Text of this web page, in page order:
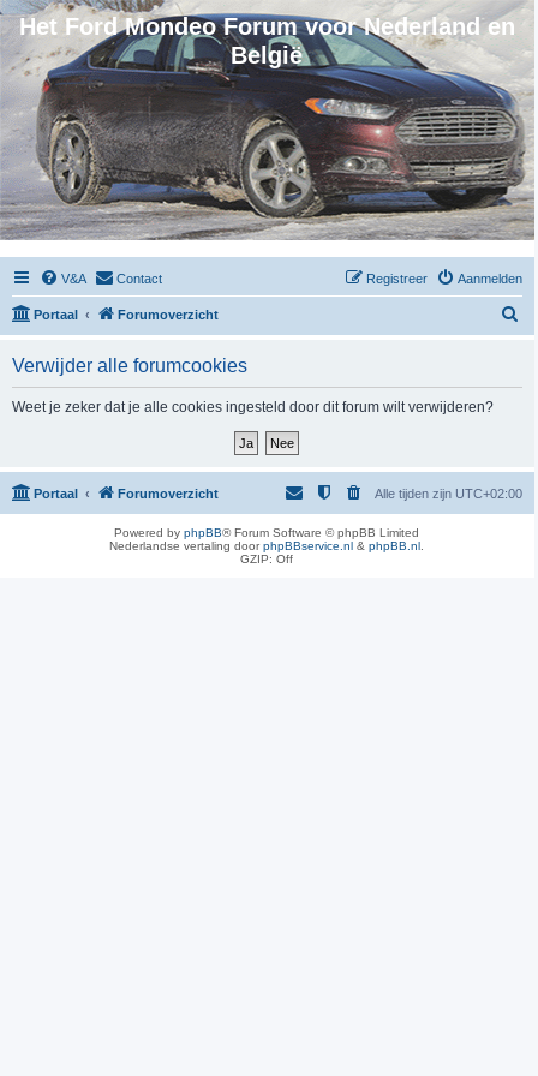
Het Ford Mondeo Forum voor Nederland en
België
V&A Contact Aanmelden
Registreer
Portaal Forumoverzicht
Verwijder alle forumcookies
Weet je zeker dat je alle cookies ingesteld door dit forum wilt verwijderen?
Portaal Forumoverzicht Alle tijden zijn UTC+02:00
Powered byphpBB® Forum Software © phpBB Limited
Nederlandse vertaling doorphpBBservice.nl &phpBB.nl
GZIP: Off